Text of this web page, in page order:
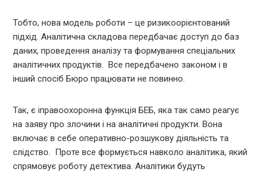
Тобто, нова модель роботи – це ризикоорієнтований
підхід. Аналітична складова передбачає доступ до баз
даних, проведення аналізу та формування спеціальних
аналітичних продуктів. Все передбачено законом і в
інший спосіб Бюро працювати не повинно.
Так, є іправоохоронна функція БЕБ, яка так само реагує
на заяву про злочини і на аналітичні продукти. Вона
включає в себе оперативно-розшукову діяльність та
слідство. Проте все формується навколо аналітика, який
спрямовує роботу детектива. Аналітики будуть